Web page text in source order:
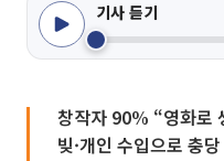
기사 듣기
창작자 90% “영화로
빚·개인 수입으로 충당